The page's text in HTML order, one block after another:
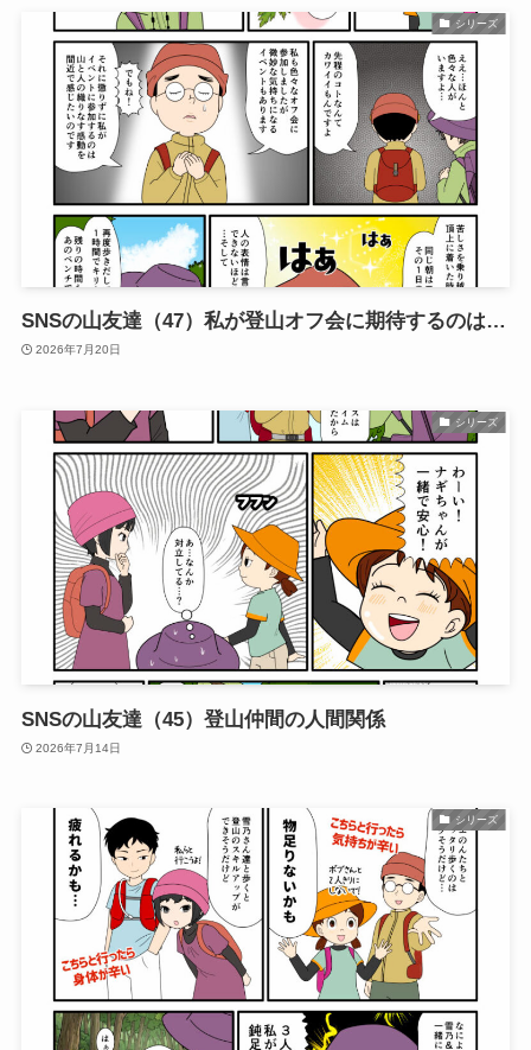
シリーズ
SNSの山友達（47）私が登山オフ会に期待するのは…
2026年7月20日
シリーズ
SNSの山友達（45）登山仲間の人間関係
2026年7月14日
シリーズ